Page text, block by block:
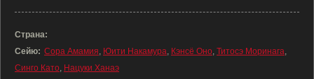
Страна:
Сейю: Сора Амамия, Юити Накамура, Кэнсё Оно, Титосэ Моринага,
Синго Като, Нацуки Ханаэ